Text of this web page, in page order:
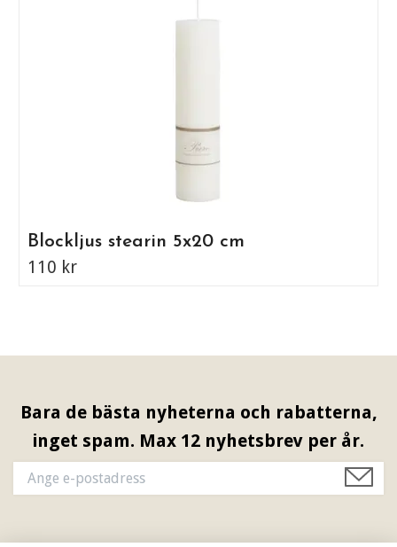
Blockljus stearin 5x20 cm
110 kr
Bara de bästa nyheterna och rabatterna,
inget spam. Max 12 nyhetsbrev per år.